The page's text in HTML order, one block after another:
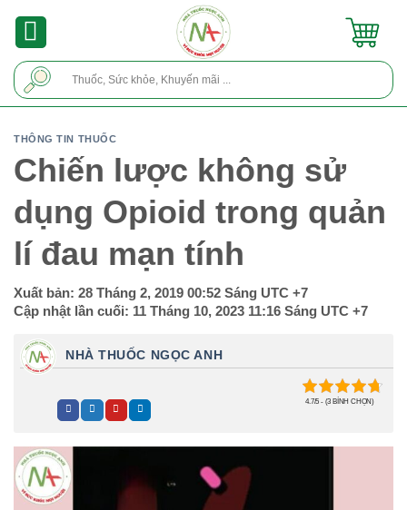
THÔNG TIN THUỐC
Chiến lược không sử
dụng Opioid trong quản
lí đau mạn tính
Xuất bản: 28 Tháng 2, 2019 00:52 Sáng UTC +7
Cập nhật lần cuối: 11 Tháng 10, 2023 11:16 Sáng UTC +7
NHÀ THUỐC NGỌC ANH
4.7/5 - (3 BÌNH CHỌN)